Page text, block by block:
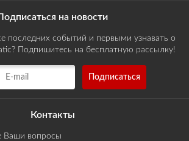
на новости
последних событий и первыми узнавать о
Подпишитесь на бесплатную рассылку!
Контакты
Ваши вопросы